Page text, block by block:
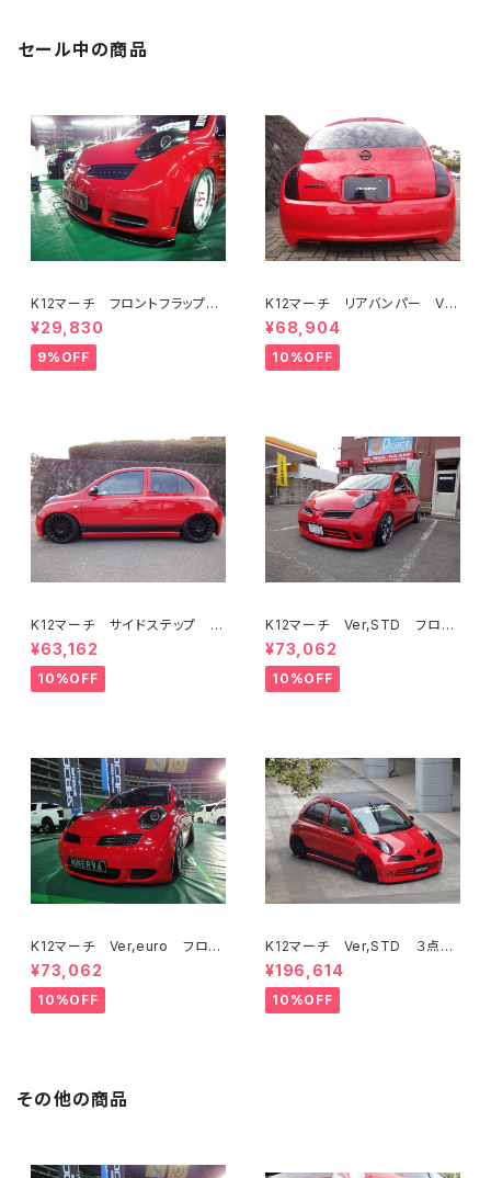
セール中の商品
K12マーチ フロントフラップス
ポイラー Ver,euro STD共
通
¥29,830
9%OFF
K12マーチ リアバンパー Ve
r,euro STD共通
¥68,904
10%OFF
K12マーチ サイドステップ V
er,euro STD共通
¥63,162
10%OFF
K12マーチ Ver,STD フロン
トバンパー
¥73,062
10%OFF
K12マーチ Ver,euro フロン
トバンパー
¥73,062
10%OFF
K12マーチ Ver,STD ３点KI
T フロントバンパー/サイド/リ
ア
¥196,614
10%OFF
その他の商品